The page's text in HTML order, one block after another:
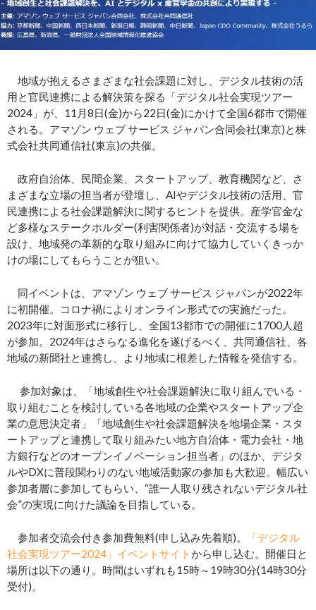
地域が抱えるさまざまな社会課題に対し、デジタル技術の活
用と官民連携による解決策を探る「デジタル社会実現ツアー
2024」が、11月8日(金)から22日(金)にかけて全国6都市で開催
される。アマゾン ウェブ サービス ジャパン合同会社(東京)と​株
式会社共同通信社(東京)の共催。
政府自治体、民間企業、スタートアップ、教育機関など、さ
まざまな立場の担当者が登壇し、AIやデジタル技術の活用、官
民連携による社会課題解決に関するヒントを提供。産学官金な
ど多様なステークホルダー(利害関係者)が対話・交流する場を
設け、地域発の革新的な取り組みに向けて協力していくきっか
けの場にしてもらうことが狙い。
同イベントは、アマゾン ウェブ サービス ジャパンが2022年
に初開催。コロナ禍によりオンライン形式での実施だった。
2023年に対面形式に移行し、全国13都市での開催に1700人超
が参加。2024年はさらなる進化を遂げるべく、共同通信社、各
地域の新聞社と連携し、より地域に根差した情報を発信する。
参加対象は、「地域創生や社会課題解決に取り組んでいる・
取り組むことを検討している各地域の企業やスタートアップ企
業の意思決定者」「地域創生や社会課題解決を地場企業・スタ
ートアップと連携して取り組みたい地方自治体・電力会社・地
方銀行などのオープンイノベーション担当者」のほか、デジタ
ルやDXに普段関わりのない地域活動家の参加も大歓迎。幅広い
参加者層に参加してもらい、“誰一人取り残されないデジタル社
会”の実現に向けた議論を目指している。
参加者交流会付き参加費無料(申し込み先着順)。
「デジタル
社会実現ツアー2024」イベントサイトから申し込む。開催日と
場所は以下の通り。時間はいずれも15時～19時30分(14時30分
受付)。